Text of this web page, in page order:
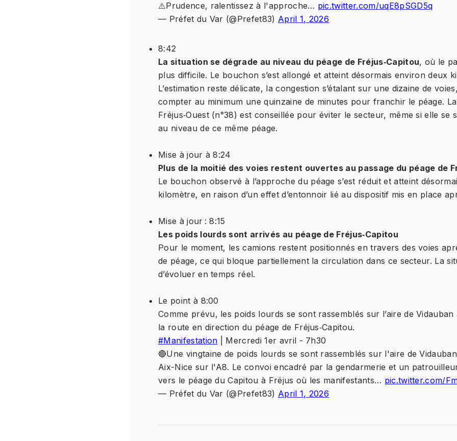
⚠️Prudence, ralentissez à l'approche… pic.twitter.com/uqE8pSGD5q
— Préfet du Var (@Prefet83) April 1, 2026
8:42
La situation se dégrade au niveau du péage de Fréjus‑Capitou, où le
plus difficile. Le bouchon s’est allongé et atteint désormais environ deux
L’estimation reste délicate, la congestion s’étalant sur une dizaine de
compter au minimum une quinzaine de minutes pour franchir le péage.
Fréjus‑Ouest (n°38) est conseillée pour éviter le secteur, même si elle se
au niveau de ce même péage.
Mise à jour à 8:24
Plus de la moitié des voies restent ouvertes au passage du péage de
Le bouchon observé à l’approche du péage s’est réduit et atteint
kilomètre, en raison d’un effet d’entonnoir lié au dispositif mis en place
Mise à jour : 8:15
Les poids lourds sont arrivés au péage de Fréjus‑Capitou
Pour le moment, les camions restent positionnés en travers des voies
de péage, ce qui bloque partiellement la circulation dans ce secteur. La
d’évoluer en temps réel.
Le point à 8:00
Comme prévu, les poids lourds se sont rassemblés sur l’aire de
la route en direction du péage de Fréjus‑Capitou.
#Manifestation | Mercredi 1er avril - 7h30
🔴Une vingtaine de poids lourds se sont rassemblés sur l'aire de
Aix-Nice sur l'A8. Le convoi encadré par la gendarmerie et un
vers le péage du Capitou à Fréjus où les manifestants… pic.twitter.com/
— Préfet du Var (@Prefet83) April 1, 2026